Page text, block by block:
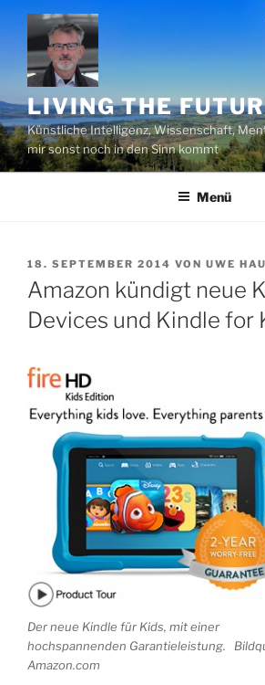
Zum
Inhalt
springen
LIVING THE
Künstliche Intelligenz, Wissenschaft,
mir sonst noch in den Sinn kommt
Menü
VERÖFFENTLICHT
AM
18. SEPTEMBER 2014 VON UWE
Amazon kündigt neue
Devices und Kindle for
Der neue Kindle für Kids, mit einer
hochspannenden Garantieleistung.
Amazon.com